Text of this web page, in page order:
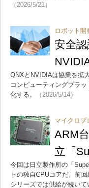
（2026/5/21）
ロボット開
安全
QNXとNVIDIAは協業を拡
コンピューティングプラ
化する。
（2026/5/14）
マイクロプ
ARM
立「
今回は日立製作所の「
トの独自CPUコアだ。前
シリーズでは供給が続いて